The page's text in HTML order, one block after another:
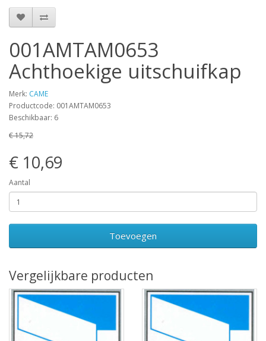
001AMTAM0653
Achthoekige uitschuifkap
Merk: CAME
Productcode: 001AMTAM0653
Beschikbaar: 6
€ 15,72
€ 10,69
Aantal
Toevoegen
Vergelijkbare producten